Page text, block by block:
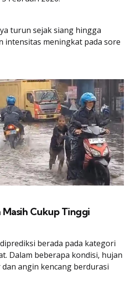
turun sejak siang hingga
intensitas meningkat pada sore
Masih Cukup Tinggi
berada pada kategori
Dalam beberapa kondisi, hujan
angin kencang berdurasi